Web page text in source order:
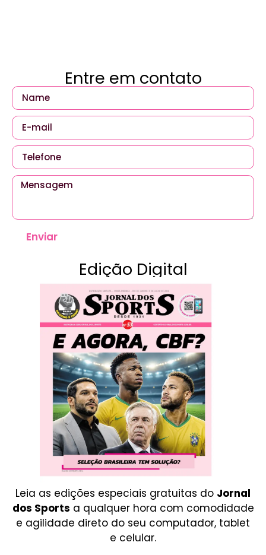
Entre em contato
Enviar
Edição Digital
Leia as edições especiais gratuitas do Jornal
dos Sports a qualquer hora com comodidade
e agilidade direto do seu computador, tablet
e celular.